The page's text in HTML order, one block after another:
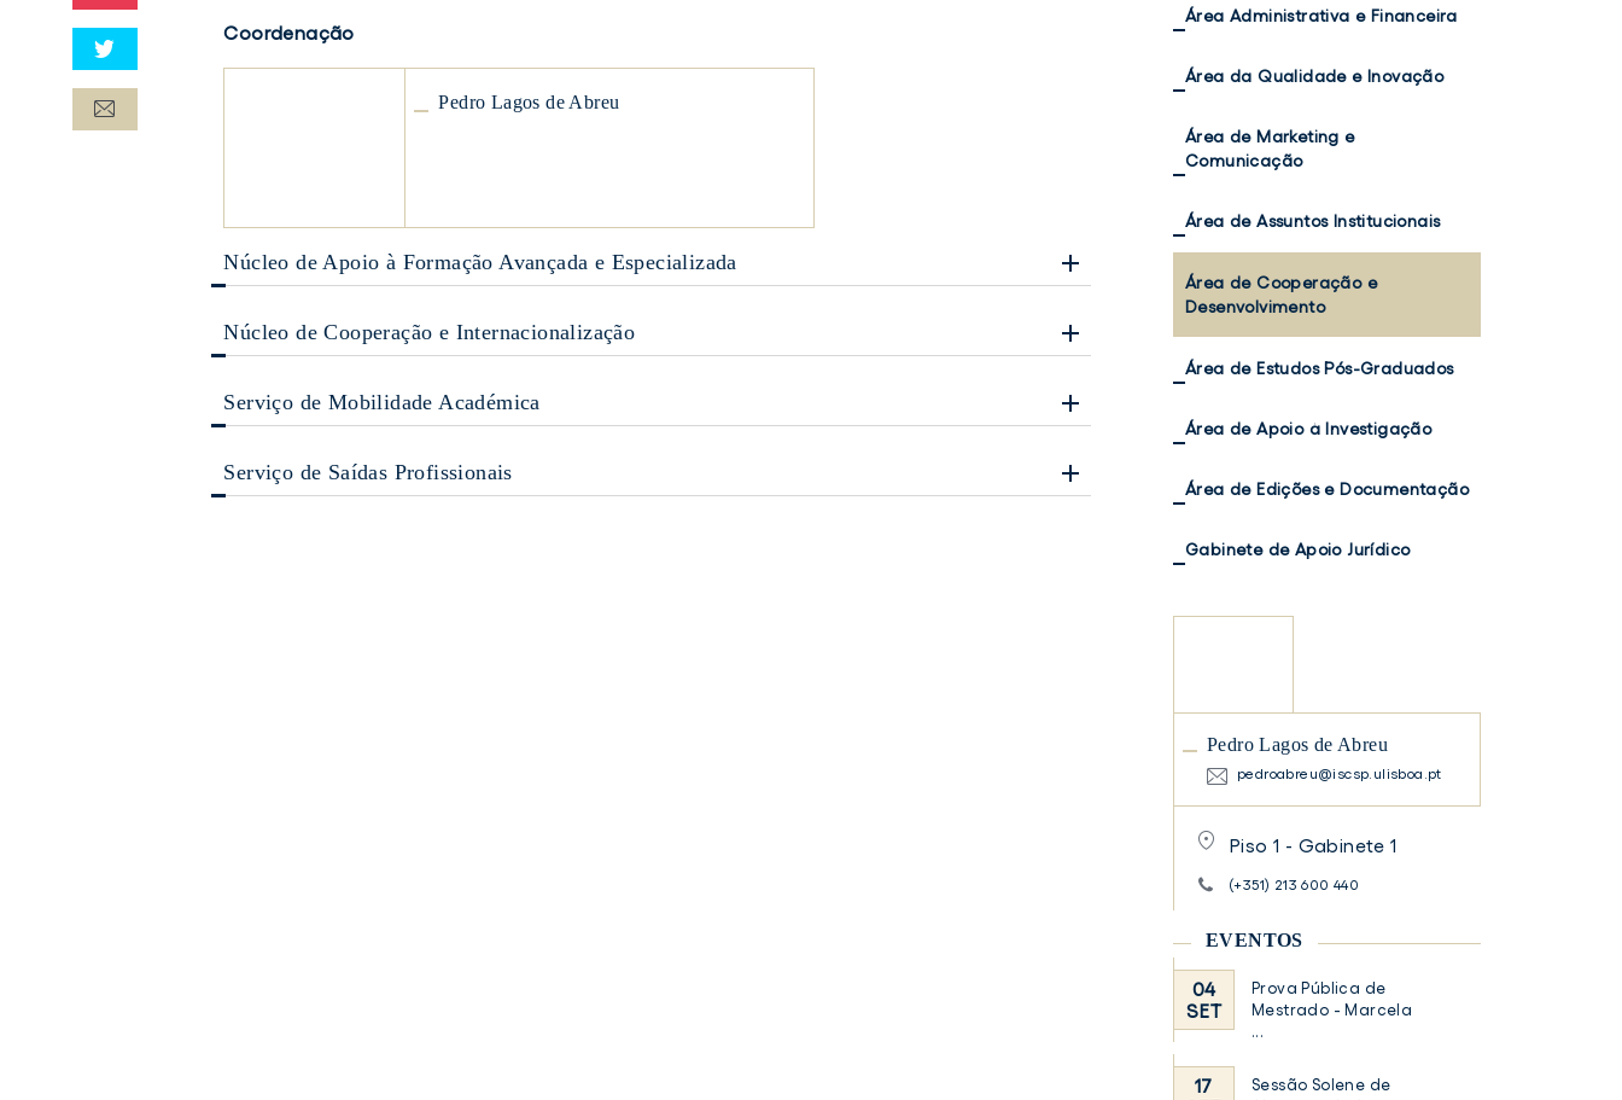
Coordenação
Pedro
de
Abreu
Pedro Lagos de Abreu
Núcleo de Apoio à Formação Avançada e Especializada
Núcleo de Cooperação e Internacionalização
Serviço de Mobilidade Académica
Serviço de Saídas Profissionais
Área Administrativa e Financeira
Área da Qualidade e Inovação
Área de Marketing e
Comunicação
Área de Assuntos Institucionais
Área de Cooperação e
Desenvolvimento
Área de Estudos Pós-Graduados
Área de Apoio à Investigação
Área de Edições e Documentação
Gabinete de Apoio Jurídico
Abreu,
Coordenador
Área
Lagos
Abreu,
Área
de
Cooperação
Desenvolvimento
Pedro Lagos de Abreu
pedroabreu@iscsp.ulisboa.pt
Piso 1 - Gabinete 1
(+351) 213 600 440
EVENTOS
04
SET
Prova Pública de
Mestrado - Marcela
...
17
Sessão Solene de